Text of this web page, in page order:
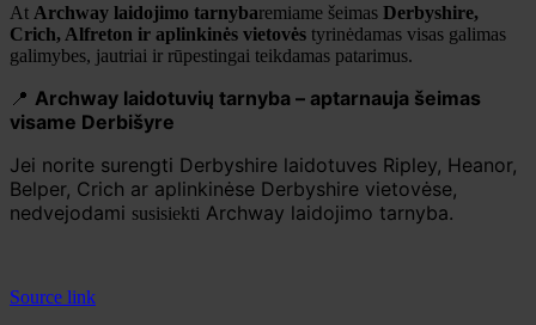
At Archway laidojimo tarnybaremiame šeimas Derbyshire,
Crich, Alfreton ir aplinkinės vietovės tyrinėdamas visas galimas
galimybes, jautriai ir rūpestingai teikdamas patarimus.
📍 Archway laidotuvių tarnyba – aptarnauja šeimas
visame Derbišyre
Jei norite surengti Derbyshire laidotuves Ripley, Heanor,
Belper, Crich ar aplinkinėse Derbyshire vietovėse,
nedvejodami susisiekti Archway laidojimo tarnyba.
Source link